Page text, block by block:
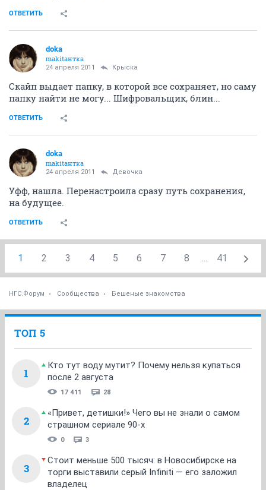
ОТВЕТИТЬ
doka
makitaнтка
24 апреля 2011 Крыска
Скайп выдает папку, в которой все сохраняет, но саму
папку найти не могу... Шифровальщик, блин...
ОТВЕТИТЬ
doka
makitaнтка
24 апреля 2011 Девочка
Уфф, нашла. Перенастроила сразу путь сохранения,
на будущее.
ОТВЕТИТЬ
1 2 3 4 5 6 7 8 ... 41
НГС.Форум Сообщества Бешеные знакомства
ТОП 5
1
Кто тут воду мутит? Почему нельзя купаться
после 2 августа
17 411 28
2
«Привет, детишки!» Чего вы не знали о самом
страшном сериале 90-х
0 3
3
Стоит меньше 500 тысяч: в Новосибирске на
торги выставили серый Infiniti — его заложил
владелец